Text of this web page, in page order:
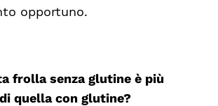
opportuno.
frolla senza glutine è più
quella con glutine?